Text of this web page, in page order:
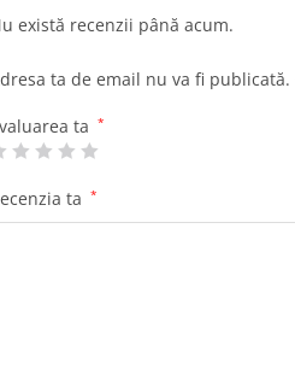
există recenzii până acum.
ta de email nu va fi publicată.
ta *
ta *